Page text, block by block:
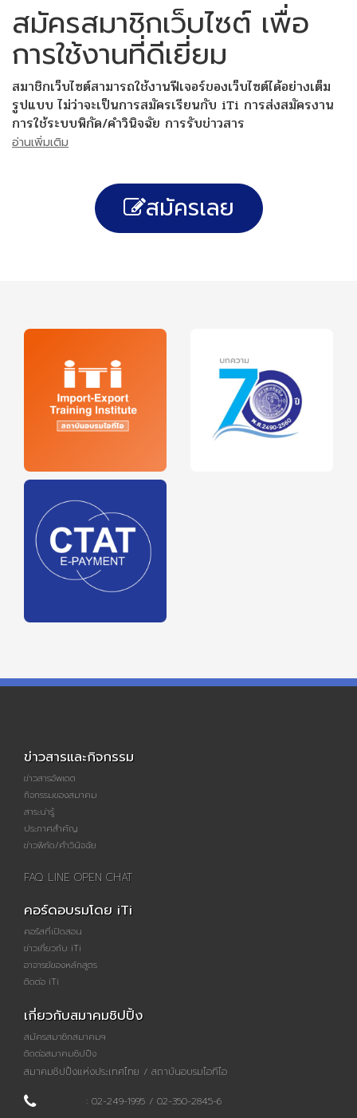
สมัครสมาชิกเว็บไซต์ เพื่อ
การใช้งานที่ดีเยี่ยม
สมาชิกเว็บไซต์สามารถใช้งานฟีเจอร์ของเว็บไซต์ได้อย่างเต็ม
รูปแบบ ไม่ว่าจะเป็นการสมัครเรียนกับ iTi การส่งสมัครงาน
การใช้ระบบพิกัด/คำวินิจฉัย การรับข่าวสาร
อ่านเพิ่มเติม
สมัครเลย
ข่าวสารและกิจกรรม
ข่าวสารอัพเดต
กิจกรรมของสมาคม
สาระน่ารู้
ประกาศสำคัญ
ข่าวพิกัด/คำวินิจฉัย
FAQ LINE OPEN CHAT
คอร์ดอบรมโดย iTi
คอร์สที่เปิดสอน
ข่าวเกี่ยวกับ iTi
อาจารย์ของหลักสูตร
ติดต่อ iTi
เกี่ยวกับสมาคมชิปปิ้ง
สมัครสมาชิกสมาคมฯ
ติดต่อสมาคมชิปปิ้ง
สมาคมชิปปิ้งแห่งประเทศไทย / สถาบันอบรมไอทีไอ
: 02-249-1995 / 02-350-2845-6